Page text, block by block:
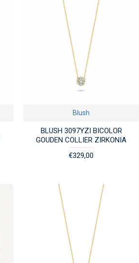
Blush
BLUSH 3097YZI BICOLOR
GOUDEN COLLIER ZIRKONIA
€329,00